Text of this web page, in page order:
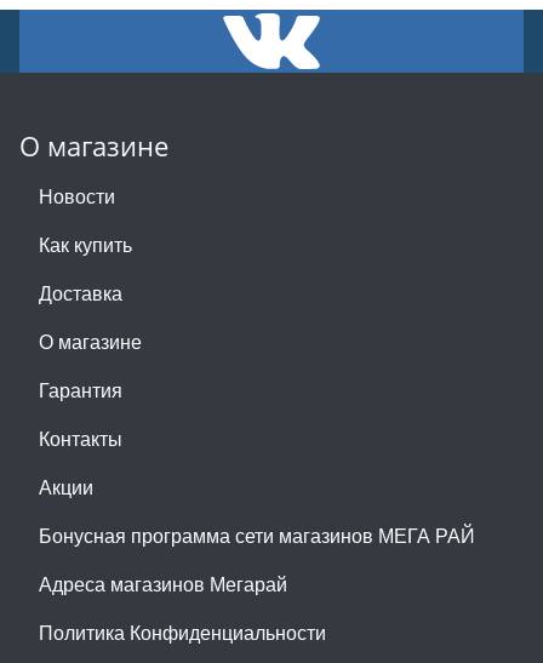
О магазине
Новости
Как купить
Доставка
О магазине
Гарантия
Контакты
Акции
Бонусная программа сети магазинов МЕГА РАЙ
Адреса магазинов Мегарай
Политика Конфиденциальности